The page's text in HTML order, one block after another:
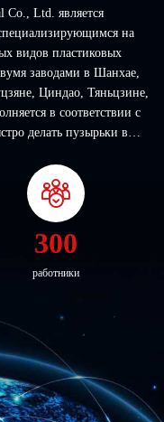
Co., Ltd. является
на
видов пластиковых
заводами в Шанхае,
Циндао, Тяньцзине,
в соответствии с
делать пузырьки в
с р...
300
работники